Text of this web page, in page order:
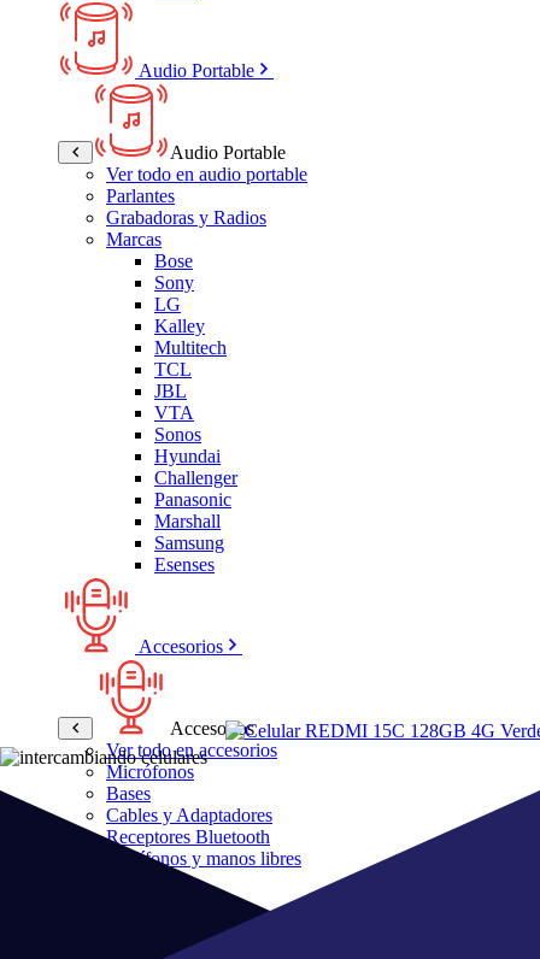
Audio Portable
Audio Portable
Ver todo en audio portable
Parlantes
Grabadoras y Radios
Marcas
Bose
Sony
LG
Kalley
Multitech
TCL
JBL
VTA
Sonos
Hyundai
Challenger
Panasonic
Marshall
Samsung
Esenses
Accesorios
Accesorios
Ver todo en accesorios
Micrófonos
Bases
Cables y Adaptadores
Receptores Bluetooth
Audífonos y manos libres